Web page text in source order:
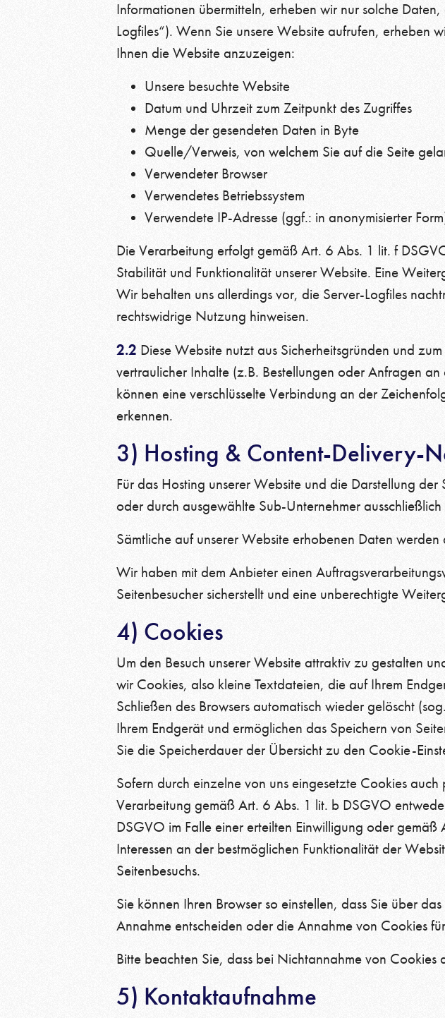
Informationen übermitteln, erheben wir nur solche
Logfiles“). Wenn Sie unsere Website aufrufen, erheben
Ihnen die Website anzuzeigen:
Unsere besuchte Website
Datum und Uhrzeit zum Zeitpunkt des Zugriffes
Menge der gesendeten Daten in Byte
Quelle/Verweis, von welchem Sie auf die Seite
Verwendeter Browser
Verwendetes Betriebssystem
Verwendete IP-Adresse (ggf.: in anonymisierter
Die Verarbeitung erfolgt gemäß Art. 6 Abs. 1 lit. f
Stabilität und Funktionalität unserer Website. Eine
Wir behalten uns allerdings vor, die Server-Logfiles
rechtswidrige Nutzung hinweisen.
2.2 Diese Website nutzt aus Sicherheitsgründen und
vertraulicher Inhalte (z.B. Bestellungen oder Anfragen
können eine verschlüsselte Verbindung an der
erkennen.
3) Hosting & Content-Delivery-
Für das Hosting unserer Website und die Darstellung
oder durch ausgewählte Sub-Unternehmer
Sämtliche auf unserer Website erhobenen Daten
Wir haben mit dem Anbieter einen
Seitenbesucher sicherstellt und eine unberechtigte
4) Cookies
Um den Besuch unserer Website attraktiv zu gestalten
wir Cookies, also kleine Textdateien, die auf Ihrem
Schließen des Browsers automatisch wieder gelöscht
Ihrem Endgerät und ermöglichen das Speichern von
Sie die Speicherdauer der Übersicht zu den Cookie-
Sofern durch einzelne von uns eingesetzte Cookies
Verarbeitung gemäß Art. 6 Abs. 1 lit. b DSGVO
DSGVO im Falle einer erteilten Einwilligung oder
Interessen an der bestmöglichen Funktionalität der
Seitenbesuchs.
Sie können Ihren Browser so einstellen, dass Sie über
Annahme entscheiden oder die Annahme von Cookies
Bitte beachten Sie, dass bei Nichtannahme von
5) Kontaktaufnahme